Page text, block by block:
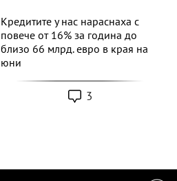
Кредитите у нас нараснаха с
повече от 16% за година до
близо 66 млрд. евро в края на
юни
3